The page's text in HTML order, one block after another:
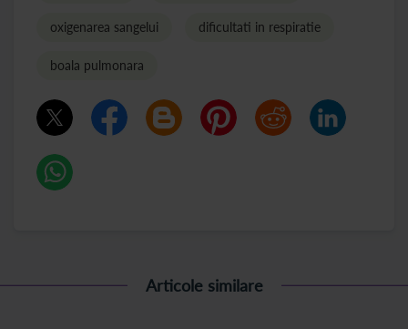
oxigenarea sangelui dificultati in respiratie
boala pulmonara
Articole similare